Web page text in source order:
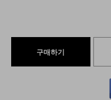
구매하기